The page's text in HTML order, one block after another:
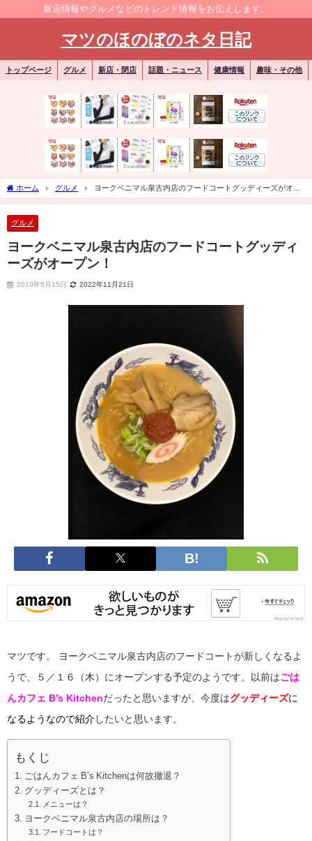
新店情報やグルメなどのトレンド情報をお伝えします。
マツのほのぼのネタ日記
トップページ グルメ 新店・閉店 話題・ニュース 健康情報 趣味・その他
ホーム グルメ
ヨークベニマル泉古内店のフードコートグッディーズがオー
プン！
グルメ
ヨークベニマル泉古内店のフードコートグッディ
ーズがオープン！
2019年5月15日 2022年11月21日
マツです。 ヨークベニマル泉古内店のフードコートが新しくなるよ
うで、５／１６（木）にオープンする予定のようです。以前はごは
んカフェ B’s Kitchenだったと思いますが、今度はグッディーズに
なるようなので紹介 したいと思います。
もくじ
ごはんカフェ B’s Kitchenは何故撤退？
グッディーズとは？
メニューは？
ヨークベニマル泉古内店の場所は？
フードコートは？